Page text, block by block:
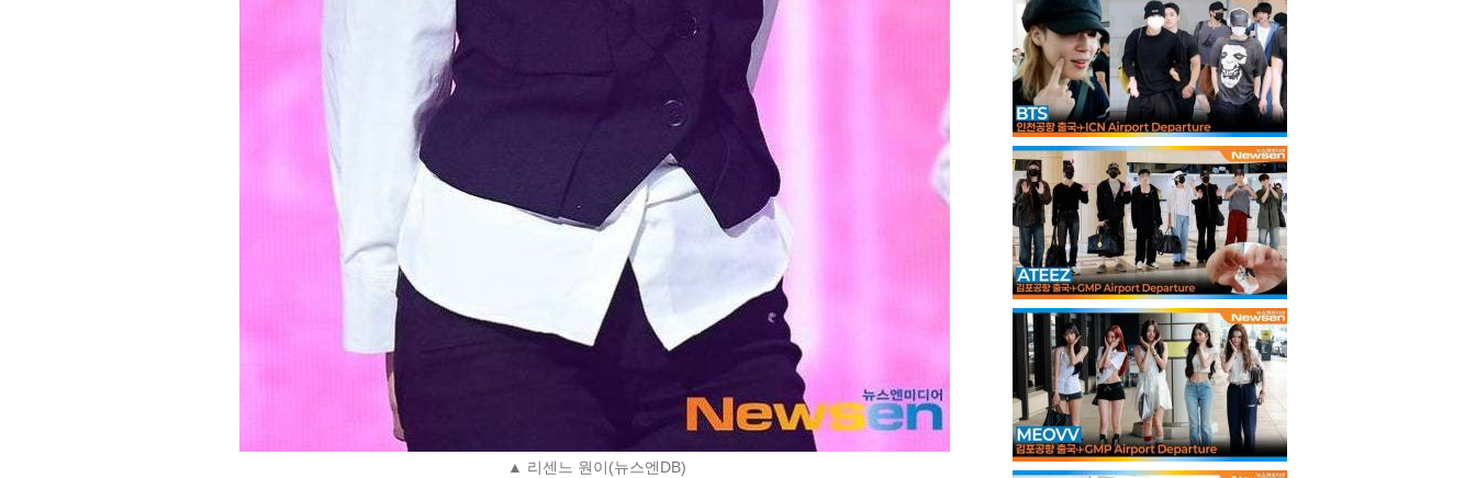
▲ 리센느 원이(뉴스엔DB)